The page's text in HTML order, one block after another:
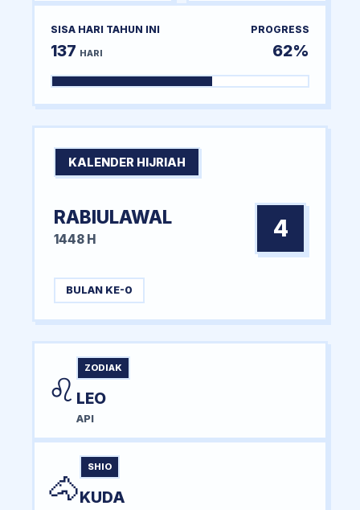
SISA HARI TAHUN INI
137 HARI
PROGRESS
62%
KALENDER HIJRIAH
RABIULAWAL
1448 H 4
BULAN KE-0
♌
ZODIAK
LEO
API
🐴
SHIO
KUDA